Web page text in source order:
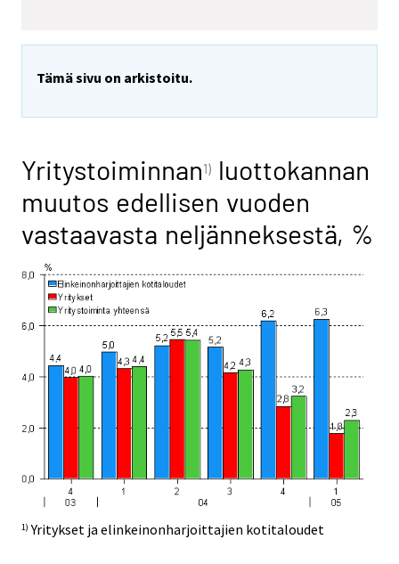
Tämä sivu on arkistoitu.
Yritystoiminnan1) luottokannan
muutos edellisen vuoden
vastaavasta neljänneksestä, %
1) Yritykset ja elinkeinonharjoittajien kotitaloudet